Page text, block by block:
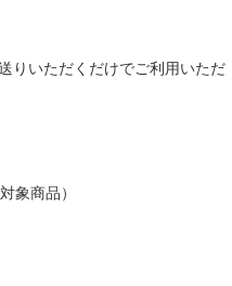
りいただくだけでご利用いただ
象商品）